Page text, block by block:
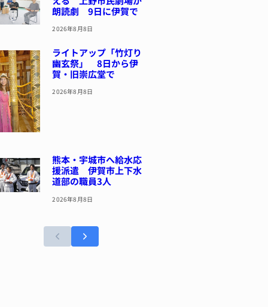
朗読劇 9日に伊賀で
2026年8月8日
ライトアップ「竹灯り
幽玄祭」 8日から伊
賀・旧崇広堂で
2026年8月8日
熊本・宇城市へ給水応
援派遣 伊賀市上下水
道部の職員3人
2026年8月8日